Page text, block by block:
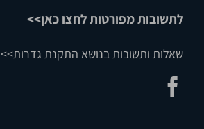
לתשובות מפורטות לחצו כאן>>
שאלות ותשובות בנושא התקנת גדרות>>